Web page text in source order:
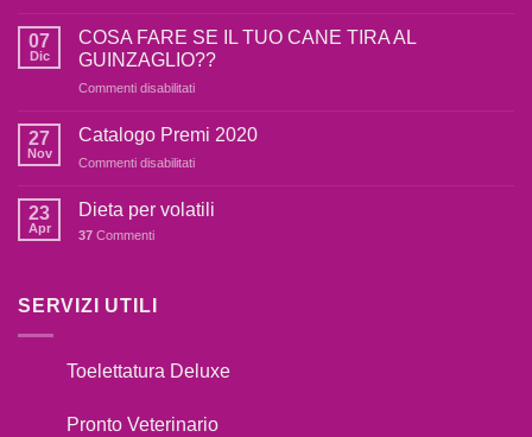
mio
cane
è
botti,cosa
07
Dic
COSA FARE SE IL TUO CANE TIRA AL
GUINZAGLIO??
Commenti disabilitati
FARE
CANE
27
Nov
Catalogo Premi 2020
Commenti disabilitati
Premi
23
Apr
Dieta per volatili
37 Commenti
SERVIZI UTILI
Toelettatura Deluxe
Pronto Veterinario